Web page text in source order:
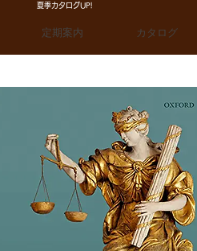
夏季カタログUP!
定期案内 カタログ